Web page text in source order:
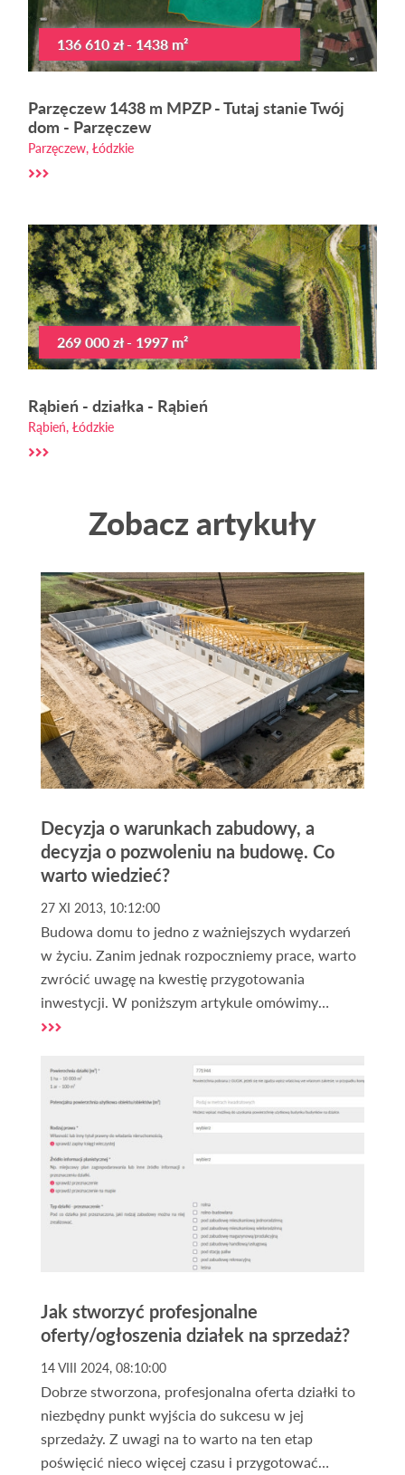
136 610 zł - 1438 m²
Parzęczew 1438 m MPZP - Tutaj stanie Twój
dom - Parzęczew
Parzęczew, Łódzkie
269 000 zł - 1997 m²
Rąbień - działka - Rąbień
Rąbień, Łódzkie
Zobacz artykuły
Decyzja o warunkach zabudowy, a
decyzja o pozwoleniu na budowę. Co
warto wiedzieć?
27 XI 2013, 10:12:00
Budowa domu to jedno z ważniejszych wydarzeń
w życiu. Zanim jednak rozpoczniemy prace, warto
zwrócić uwagę na kwestię przygotowania
inwestycji. W poniższym artykule omówimy
najważniejsze aspekty związane z tym tematem.
Jak stworzyć profesjonalne
oferty/ogłoszenia działek na sprzedaż?
14 VIII 2024, 08:10:00
Dobrze stworzona, profesjonalna oferta działki to
niezbędny punkt wyjścia do sukcesu w jej
sprzedaży. Z uwagi na to warto na ten etap
poświęcić nieco więcej czasu i przygotować